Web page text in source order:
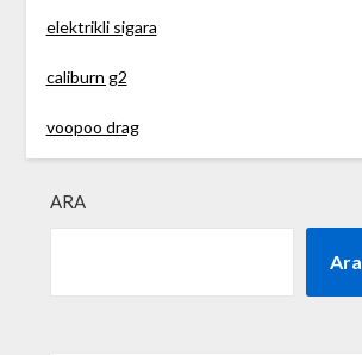
elektrikli sigara
caliburn g2
voopoo drag
ARA
Ara